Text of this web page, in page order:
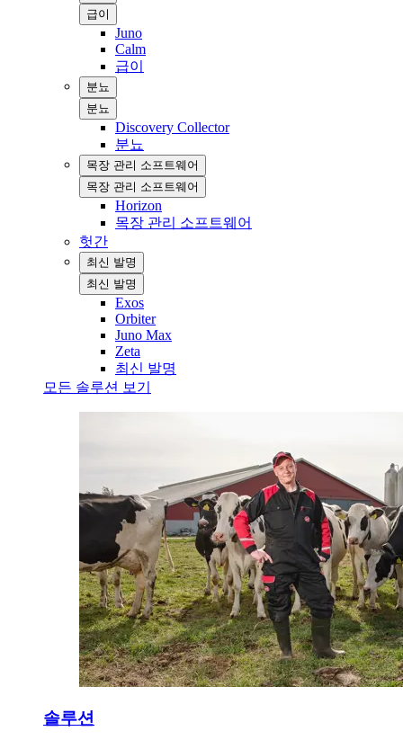
급이
Juno
Calm
급이
분뇨
분뇨
Discovery Collector
분뇨
목장 관리 소프트웨어
목장 관리 소프트웨어
Horizon
목장 관리 소프트웨어
헛간
최신 발명
최신 발명
Exos
Orbiter
Juno Max
Zeta
최신 발명
모든 솔루션 보기
솔루션